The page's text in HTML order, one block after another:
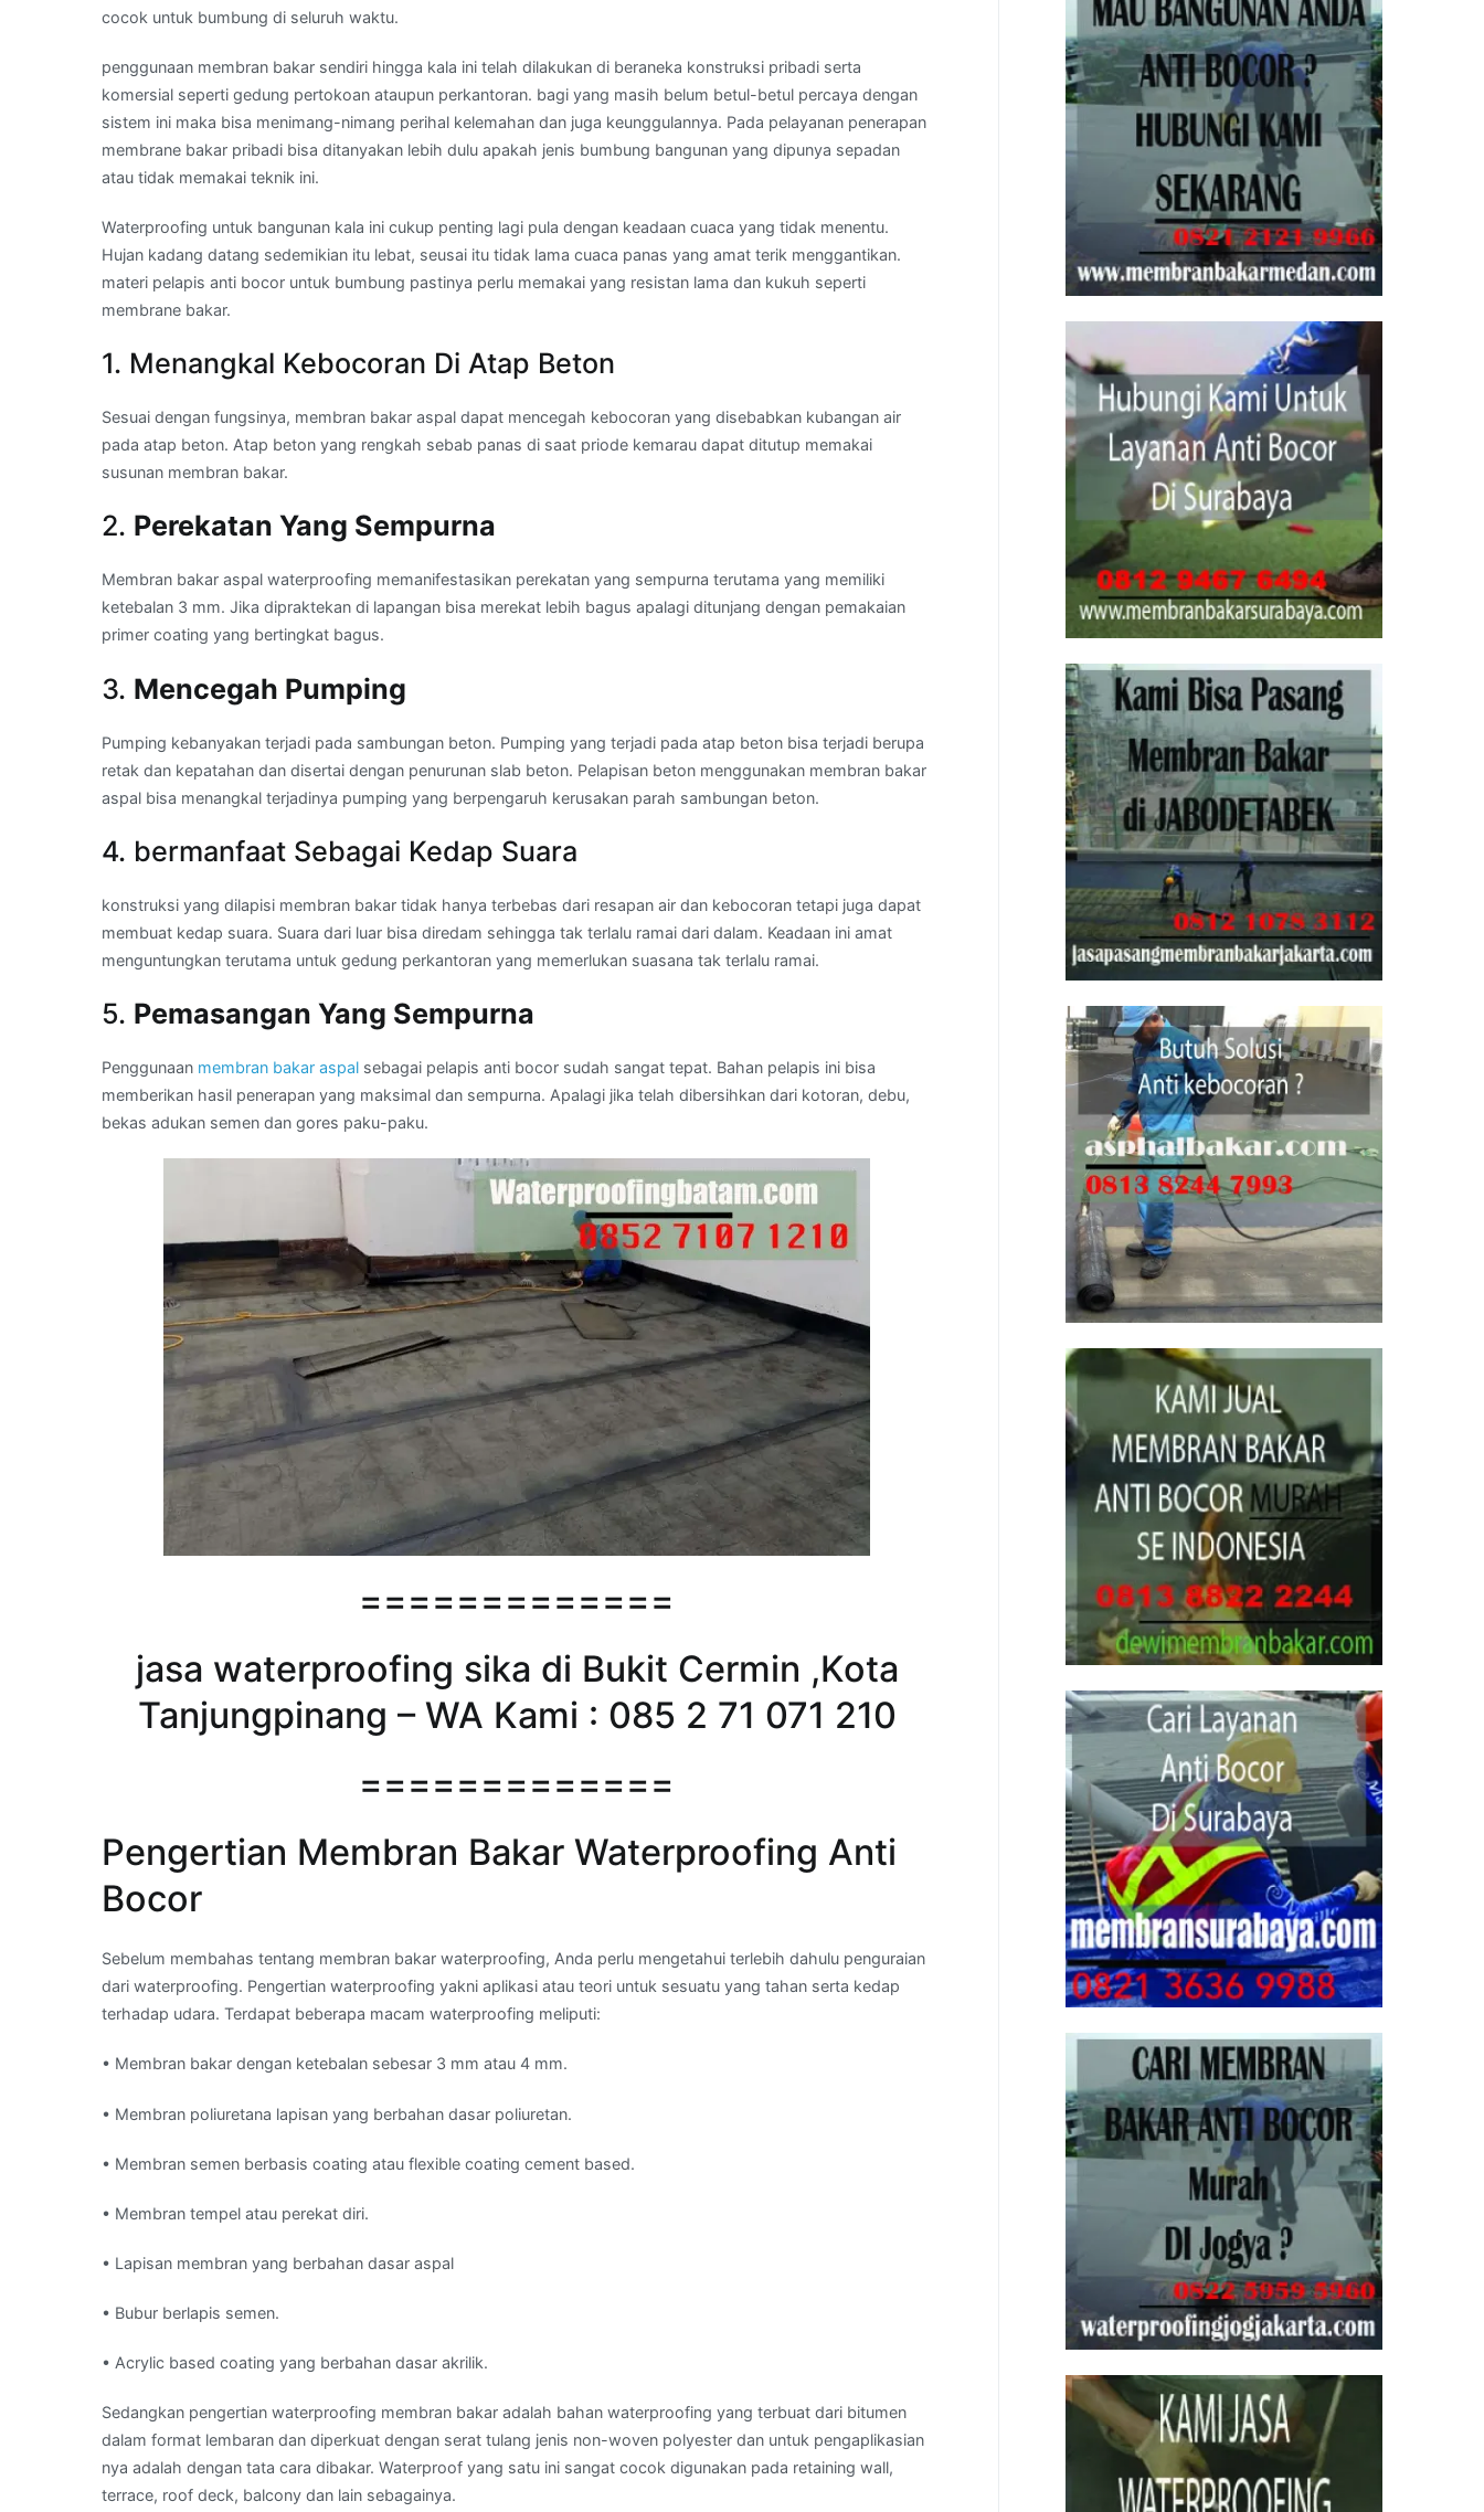
cocok untuk bumbung di seluruh waktu.
penggunaan membran bakar sendiri hingga kala ini telah dilakukan di beraneka konstruksi pribadi serta
komersial seperti gedung pertokoan ataupun perkantoran. bagi yang masih belum betul-betul percaya dengan
sistem ini maka bisa menimang-nimang perihal kelemahan dan juga keunggulannya. Pada pelayanan penerapan
membrane bakar pribadi bisa ditanyakan lebih dulu apakah jenis bumbung bangunan yang dipunya sepadan
atau tidak memakai teknik ini.
Waterproofing untuk bangunan kala ini cukup penting lagi pula dengan keadaan cuaca yang tidak menentu.
Hujan kadang datang sedemikian itu lebat, seusai itu tidak lama cuaca panas yang amat terik menggantikan.
materi pelapis anti bocor untuk bumbung pastinya perlu memakai yang resistan lama dan kukuh seperti
membrane bakar.
1. Menangkal Kebocoran Di Atap Beton
Sesuai dengan fungsinya, membran bakar aspal dapat mencegah kebocoran yang disebabkan kubangan air
pada atap beton. Atap beton yang rengkah sebab panas di saat priode kemarau dapat ditutup memakai
susunan membran bakar.
2. Perekatan Yang Sempurna
Membran bakar aspal waterproofing memanifestasikan perekatan yang sempurna terutama yang memiliki
ketebalan 3 mm. Jika dipraktekan di lapangan bisa merekat lebih bagus apalagi ditunjang dengan pemakaian
primer coating yang bertingkat bagus.
3. Mencegah Pumping
Pumping kebanyakan terjadi pada sambungan beton. Pumping yang terjadi pada atap beton bisa terjadi berupa
retak dan kepatahan dan disertai dengan penurunan slab beton. Pelapisan beton menggunakan membran bakar
aspal bisa menangkal terjadinya pumping yang berpengaruh kerusakan parah sambungan beton.
4. bermanfaat Sebagai Kedap Suara
konstruksi yang dilapisi membran bakar tidak hanya terbebas dari resapan air dan kebocoran tetapi juga dapat
membuat kedap suara. Suara dari luar bisa diredam sehingga tak terlalu ramai dari dalam. Keadaan ini amat
menguntungkan terutama untuk gedung perkantoran yang memerlukan suasana tak terlalu ramai.
5. Pemasangan Yang Sempurna
Penggunaan membran bakar aspal sebagai pelapis anti bocor sudah sangat tepat. Bahan pelapis ini bisa
memberikan hasil penerapan yang maksimal dan sempurna. Apalagi jika telah dibersihkan dari kotoran, debu,
bekas adukan semen dan gores paku-paku.
=============
jasa waterproofing sika di Bukit Cermin ,Kota
Tanjungpinang – WA Kami : 085 2 71 071 210
=============
Pengertian Membran Bakar Waterproofing Anti
Bocor
Sebelum membahas tentang membran bakar waterproofing, Anda perlu mengetahui terlebih dahulu penguraian
dari waterproofing. Pengertian waterproofing yakni aplikasi atau teori untuk sesuatu yang tahan serta kedap
terhadap udara. Terdapat beberapa macam waterproofing meliputi:
• Membran bakar dengan ketebalan sebesar 3 mm atau 4 mm.
• Membran poliuretana lapisan yang berbahan dasar poliuretan.
• Membran semen berbasis coating atau flexible coating cement based.
• Membran tempel atau perekat diri.
• Lapisan membran yang berbahan dasar aspal
• Bubur berlapis semen.
• Acrylic based coating yang berbahan dasar akrilik.
Sedangkan pengertian waterproofing membran bakar adalah bahan waterproofing yang terbuat dari bitumen
dalam format lembaran dan diperkuat dengan serat tulang jenis non-woven polyester dan untuk pengaplikasian
nya adalah dengan tata cara dibakar. Waterproof yang satu ini sangat cocok digunakan pada retaining wall,
terrace, roof deck, balcony dan lain sebagainya.